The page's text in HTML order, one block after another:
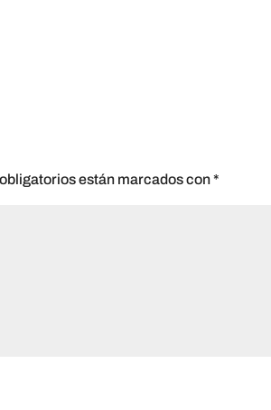
están marcados con*